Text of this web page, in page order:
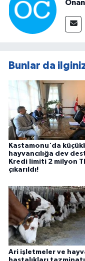
Bunlar da
Kastamonu'da
hayvancılığa dev
Kredi limiti 2 milyon
çıkarıldı!
Ari işletmeler ve